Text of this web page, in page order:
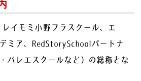
イモミ小野フラスクール、エ
ミア、RedStorySchoolパートナ
バレエスクールなど）の総称とな